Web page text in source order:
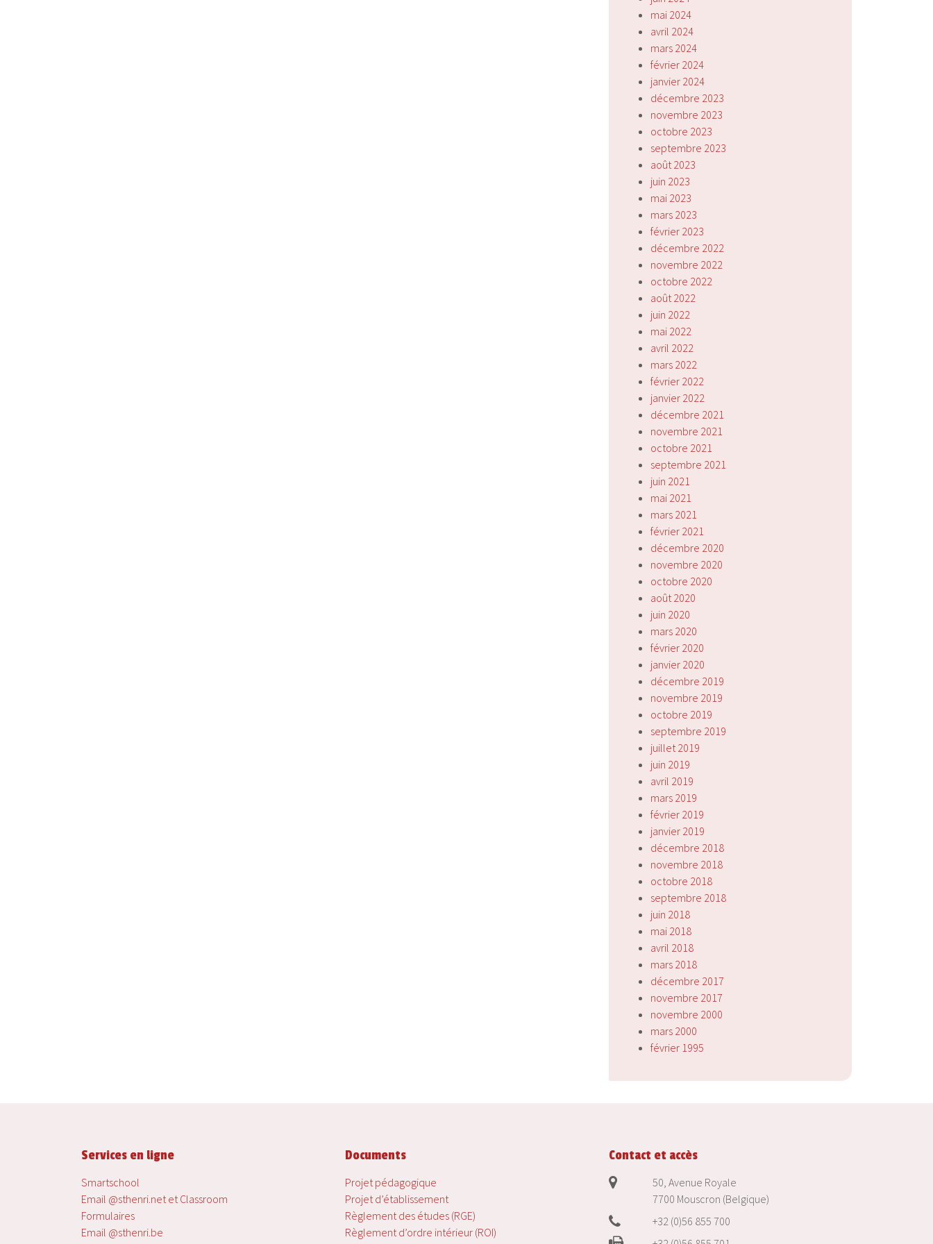
mai 2024
avril 2024
mars 2024
février 2024
janvier 2024
décembre 2023
novembre 2023
octobre 2023
septembre 2023
août 2023
juin 2023
mai 2023
mars 2023
février 2023
décembre 2022
novembre 2022
octobre 2022
août 2022
juin 2022
mai 2022
avril 2022
mars 2022
février 2022
janvier 2022
décembre 2021
novembre 2021
octobre 2021
septembre 2021
juin 2021
mai 2021
mars 2021
février 2021
décembre 2020
novembre 2020
octobre 2020
août 2020
juin 2020
mars 2020
février 2020
janvier 2020
décembre 2019
novembre 2019
octobre 2019
septembre 2019
juillet 2019
juin 2019
avril 2019
mars 2019
février 2019
janvier 2019
décembre 2018
novembre 2018
octobre 2018
septembre 2018
juin 2018
mai 2018
avril 2018
mars 2018
décembre 2017
novembre 2017
novembre 2000
mars 2000
février 1995
Services en ligne
Smartschool
Email @sthenri.net et Classroom
Formulaires
Email @sthenri.be
Documents
Projet pédagogique
Projet d’établissement
Règlement des études (RGE)
Règlement d’ordre intérieur (ROI)
Contact et accès
50, Avenue Royale
7700 Mouscron (Belgique)
+32 (0)56 855 700